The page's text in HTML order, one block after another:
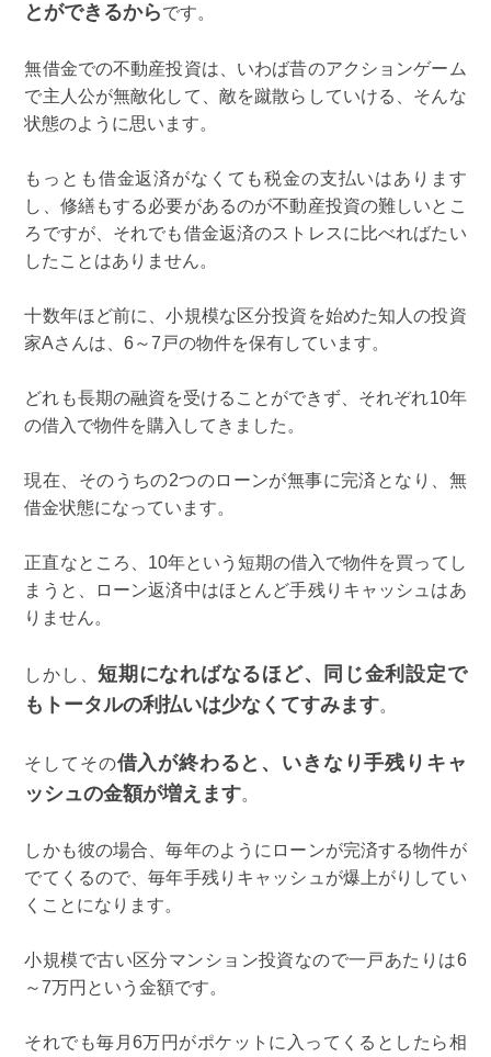
とができるからです。
無借金での不動産投資は、いわば昔のアクションゲーム
で主人公が無敵化して、敵を蹴散らしていける、そんな
状態のように思います。
もっとも借金返済がなくても税金の支払いはあります
し、修繕もする必要があるのが不動産投資の難しいとこ
ろですが、それでも借金返済のストレスに比べればたい
したことはありません。
十数年ほど前に、小規模な区分投資を始めた知人の投資
家Aさんは、6～7戸の物件を保有しています。
どれも長期の融資を受けることができず、それぞれ10年
の借入で物件を購入してきました。
現在、そのうちの2つのローンが無事に完済となり、無
借金状態になっています。
正直なところ、10年という短期の借入で物件を買ってし
まうと、ローン返済中はほとんど手残りキャッシュはあ
りません。
しかし、短期になればなるほど、同じ金利設定で
もトータルの利払いは少なくてすみます。
そしてその借入が終わると、いきなり手残りキャ
ッシュの金額が増えます。
しかも彼の場合、毎年のようにローンが完済する物件が
でてくるので、毎年手残りキャッシュが爆上がりしてい
くことになります。
小規模で古い区分マンション投資なので一戸あたりは6
～7万円という金額です。
それでも毎月6万円がポケットに入ってくるとしたら相